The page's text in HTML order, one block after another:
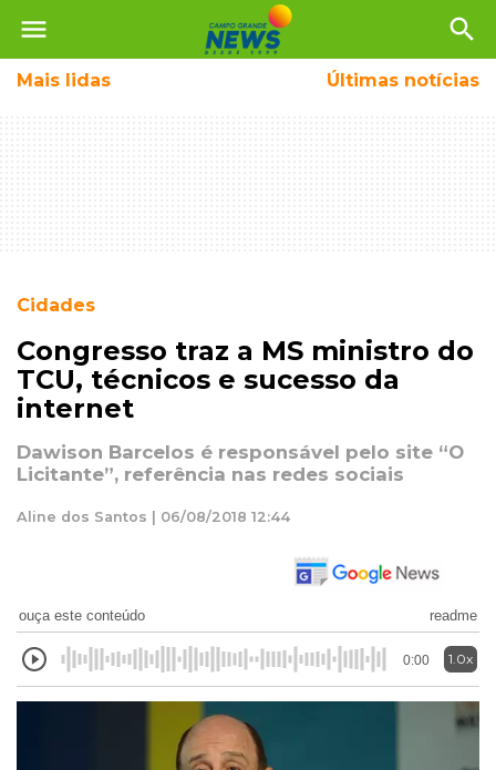
menu search
Mais lidas Últimas notícias
Cidades
Congresso traz a MS ministro do
TCU, técnicos e sucesso da
internet
Dawison Barcelos é responsável pelo site “O
Licitante”, referência nas redes sociais
Aline dos Santos | 06/08/2018 12:44
ouça este conteúdo readme
0:00 1.0x